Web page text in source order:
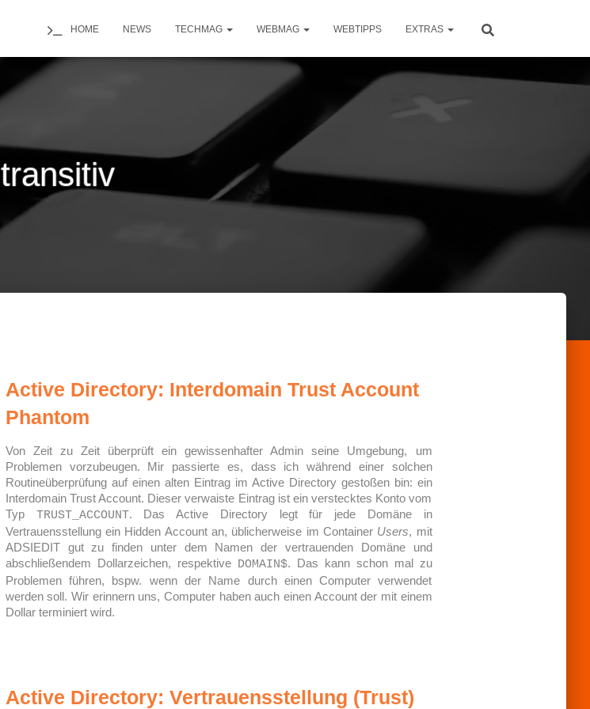
HOME NEWS TECHMAG WEBMAG WEBTIPPS EXTRAS
transitiv
Active Directory: Interdomain Trust Account
Phantom
Von Zeit zu Zeit überprüft ein gewissenhafter Admin seine Umgebung, um
Problemen vorzubeugen. Mir passierte es, dass ich während einer solchen
Routineüberprüfung auf einen alten Eintrag im Active Directory gestoßen bin: ein
Interdomain Trust Account. Dieser verwaiste Eintrag ist ein verstecktes Konto vom
Typ TRUST_ACCOUNT. Das Active Directory legt für jede Domäne in
Vertrauensstellung ein Hidden Account an, üblicherweise im Container Users, mit
ADSIEDIT gut zu finden unter dem Namen der vertrauenden Domäne und
abschließendem Dollarzeichen, respektive DOMAIN$. Das kann schon mal zu
Problemen führen, bspw. wenn der Name durch einen Computer verwendet
werden soll. Wir erinnern uns, Computer haben auch einen Account der mit einem
Dollar terminiert wird.
Active Directory: Vertrauensstellung (Trust)